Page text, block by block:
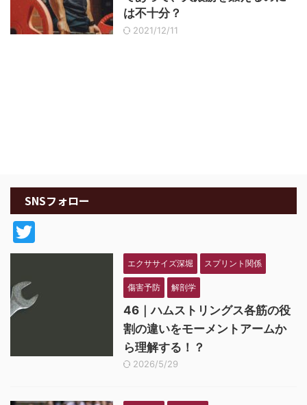
は不十分？
2021/12/11
SNSフォロー
w
er
エクササイズ深堀 スプリント関係
傷害予防 解剖学
46｜ハムストリングス各筋の役
割の違いをモーメントアームか
ら理解する！？
2026/5/29